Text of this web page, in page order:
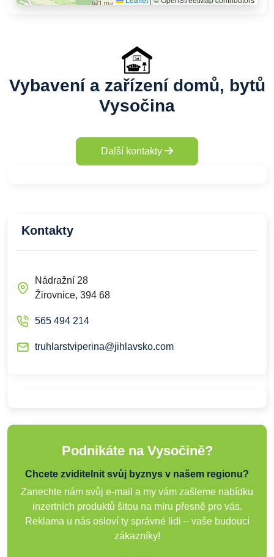
Vybavení a zařízení domů, bytů
Vysočina
Další kontakty
Kontakty
Nádražní 28
Žirovnice, 394 68
565 494 214
truhlarstviperina@jihlavsko.com
Podnikáte na Vysočině?
Chcete zviditelnit svůj byznys v našem regionu?
Zanechte nám svůj e-mail a my vám zašleme nabídku
inzertních produktů šitou na míru přesně pro vás.
Reklama u nás osloví ty správné lidi – vaše budoucí
zákazníky!